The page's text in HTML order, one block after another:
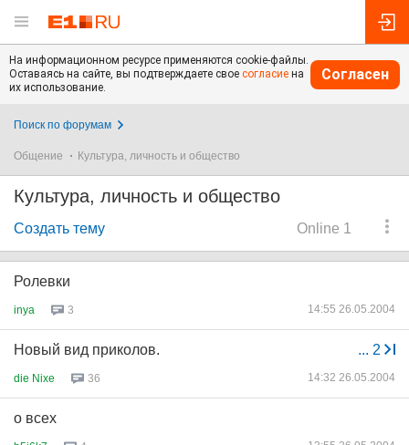
На информационном ресурсе применяются cookie-файлы.
Оставаясь на сайте, вы подтверждаете свое согласие на
их использование.
Согласен
Поиск по форумам
Общение Культура, личность и общество
Культура, личность и общество
Online 1
Создать тему
Ролевки
inya 3 14:55 26.05.2004
... 2
Новый вид приколов.
die Nixe 36 14:32 26.05.2004
о всех